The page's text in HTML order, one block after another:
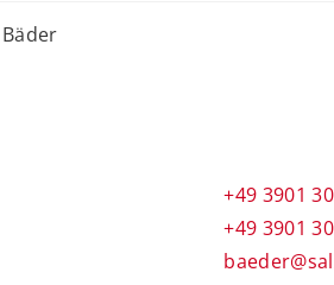
Bäder
+49 3901
+49 3901